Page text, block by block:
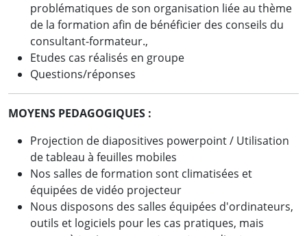
problématiques de son organisation liée au thème
de la formation afin de bénéficier des conseils du
consultant-formateur.,
Etudes cas réalisés en groupe
Questions/réponses
MOYENS PEDAGOGIQUES :
Projection de diapositives powerpoint / Utilisation
de tableau à feuilles mobiles
Nos salles de formation sont climatisées et
équipées de vidéo projecteur
Nous disposons des salles équipées d'ordinateurs,
outils et logiciels pour les cas pratiques, mais